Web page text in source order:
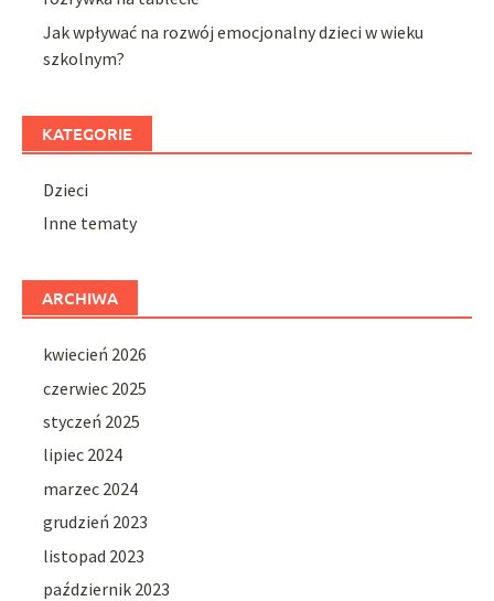
Jak wpływać na rozwój emocjonalny dzieci w wieku
szkolnym?
KATEGORIE
Dzieci
Inne tematy
ARCHIWA
kwiecień 2026
czerwiec 2025
styczeń 2025
lipiec 2024
marzec 2024
grudzień 2023
listopad 2023
październik 2023